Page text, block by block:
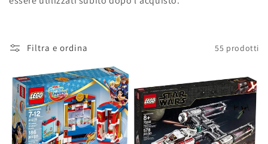
Filtra e ordina 55 prodotti